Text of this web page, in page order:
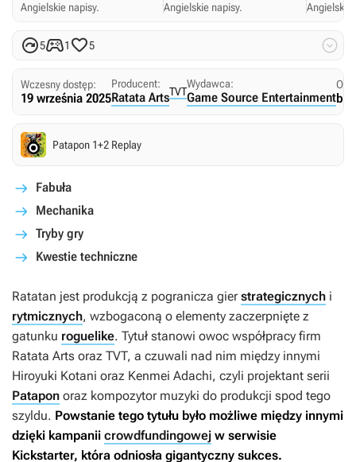
Angielskie napisy.
Angielskie napisy.
Angielskie
51 5 
Wczesny dostęp:
19 września 2025
Producent:
Ratata ArtsTVT
Wydawca:
Game Source Entertainment
Patapon 1+2 Replay
Fabuła
Mechanika
Tryby gry
Kwestie techniczne
Ratatan jest produkcją z pogranicza gierstrategicznych i
rytmicznych, wzbogaconą o elementy zaczerpnięte z
gatunku roguelike. Tytuł stanowi owoc współpracy firm
Ratata Arts oraz TVT, a czuwali nad nim między innymi
Hiroyuki Kotani oraz Kenmei Adachi, czyli projektant serii
Patapon oraz kompozytor muzyki do produkcji spod tego
szyldu. Powstanie tego tytułu było możliwe między innymi
dzięki kampanii crowdfundingowej w serwisie
Kickstarter, która odniosła gigantyczny sukces.